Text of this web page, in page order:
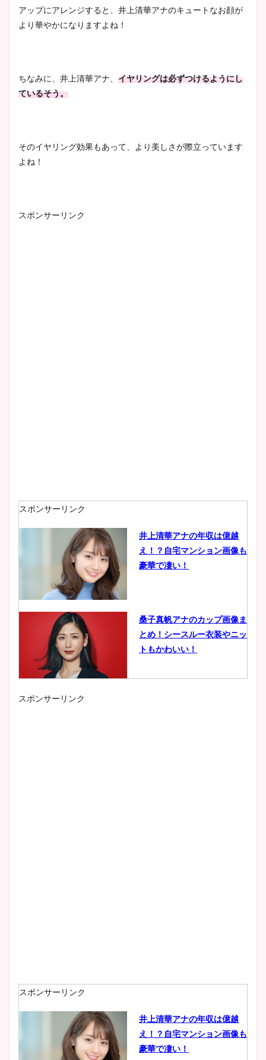
アップにアレンジすると、井上清華アナのキュートなお顔が
より華やかになりますよね！
ちなみに、井上清華アナ、 イヤリングは必ずつけるようにし
ているそう。
そのイヤリング効果もあって、より美しさが際立っています
よね！
スポンサーリンク
スポンサーリンク
井上清華アナの年収は億越
え！？自宅マンション画像も
豪華で凄い！
桑子真帆アナのカップ画像ま
とめ！シースルー衣装やニッ
トもかわいい！
肉も凄い！
鈴木唯の太ってた時の体重が
ヤバすぎww原因や痩せたダ
スポンサーリンク
スポンサーリンク
井上清華アナの年収は億越
え！？自宅マンション画像も
豪華で凄い！